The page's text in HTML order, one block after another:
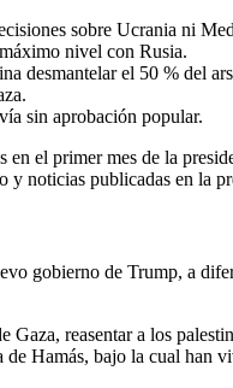
sobre Ucrania ni
nivel con Rusia.
desmantelar el 50 % del
sin aprobación popular.
en el primer mes de la
y noticias publicadas en la
gobierno de Trump, a
Gaza, reasentar a los
Hamás, bajo la cual han